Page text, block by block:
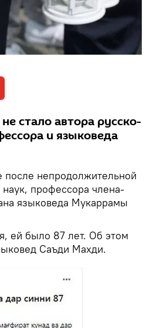
стало автора русско-
и языковеда
после непродолжительной
профессора члена-
языковеда Мукаррамы
ей было 87 лет. Об этом
Саъди Махди.